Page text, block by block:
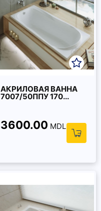
АКРИЛОВАЯ ВАННА
7007/50ППУ 170...
3600.00 MDL